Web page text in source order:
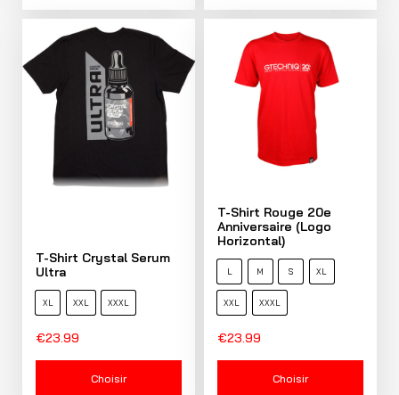
T-Shirt Crystal Serum
Ultra
XL XXL XXXL
€23.99
Choisir
T-Shirt Rouge 20e
Anniversaire (logo
Horizontal)
L M S XL
XXL XXXL
€23.99
Choisir